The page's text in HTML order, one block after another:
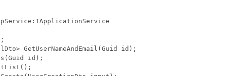
GetUserNameAndEmail(Guid id);
id);